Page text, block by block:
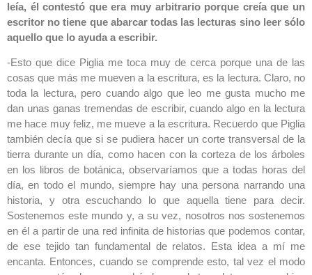
leía, él contestó que era muy arbitrario porque creía que un
escritor no tiene que abarcar todas las lecturas sino leer sólo
aquello que lo ayuda a escribir.
-Esto que dice Piglia me toca muy de cerca porque una de las
cosas que más me mueven a la escritura, es la lectura. Claro, no
toda la lectura, pero cuando algo que leo me gusta mucho me
dan unas ganas tremendas de escribir, cuando algo en la lectura
me hace muy feliz, me mueve a la escritura. Recuerdo que Piglia
también decía que si se pudiera hacer un corte transversal de la
tierra durante un día, como hacen con la corteza de los árboles
en los libros de botánica, observaríamos que a todas horas del
día, en todo el mundo, siempre hay una persona narrando una
historia, y otra escuchando lo que aquella tiene para decir.
Sostenemos este mundo y, a su vez, nosotros nos sostenemos
en él a partir de una red infinita de historias que podemos contar,
de ese tejido tan fundamental de relatos. Esta idea a mí me
encanta. Entonces, cuando se comprende esto, tal vez el modo